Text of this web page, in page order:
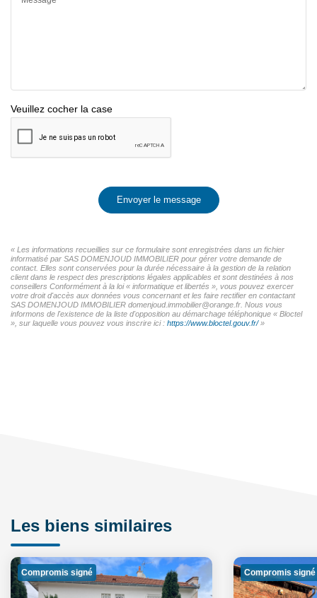
Veuillez cocher la case
Envoyer le message
« Les informations recueillies sur ce formulaire sont enregistrées dans un fichier
informatisé par SAS DOMENJOUD IMMOBILIER pour gérer votre demande de
contact. Elles sont conservées pour la durée nécessaire à la gestion de la relation
client dans le respect des prescriptions légales applicables et sont destinées à nos
conseillers Conformément à la loi « informatique et libertés », vous pouvez exercer
votre droit d'accès aux données vous concernant et les faire rectifier en contactant
SAS DOMENJOUD IMMOBILIER domenjoud.immobilier@orange.fr. Nous vous
informons de l'existence de la liste d'opposition au démarchage téléphonique « Bloctel
», sur laquelle vous pouvez vous inscrire ici : https://www.bloctel.gouv.fr/»
Les biens similaires
Compromis signé Compromis signé